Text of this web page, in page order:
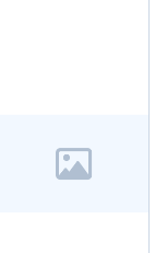
ménage,
éclairage,
là. Pour vos
car j'aime
À